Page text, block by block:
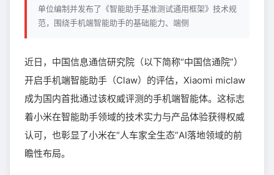
单位编制并发布了《智能助手基准测试通用框架》技术规
范，围绕手机端智能助手的基础能力、端侧
近日，中国信息通信研究院（以下简称“中国信通院”）
开启手机端智能助手（Claw）的评估，Xiaomi miclaw
成为国内首批通过该权威评测的手机端智能体。这标志
着小米在智能助手领域的技术实力与产品体验获得权威
认可，也彰显了小米在“人车家全生态”AI落地领域的前
瞻性布局。